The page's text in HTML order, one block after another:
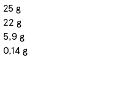
25 g
22 g
5,9 g
0,14 g